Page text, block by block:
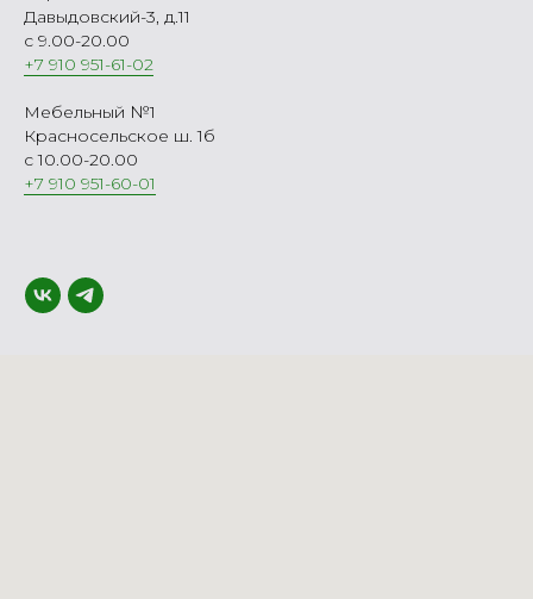
Давыдовский-3, д.11
с 9.00-20.00
+7 910 951-61-02
Мебельный №1
Красносельское ш. 1б
с 10.00-20.00
+7 910 951-60-01